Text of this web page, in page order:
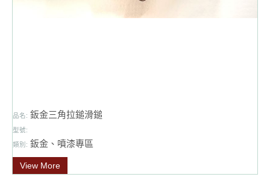
品名: 鈑金三角拉鎚滑鎚
型號:
類別: 鈑金、噴漆專區
View More